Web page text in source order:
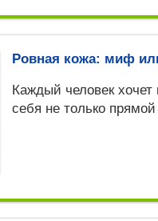
Ровная кожа: миф
Каждый человек
себя не только